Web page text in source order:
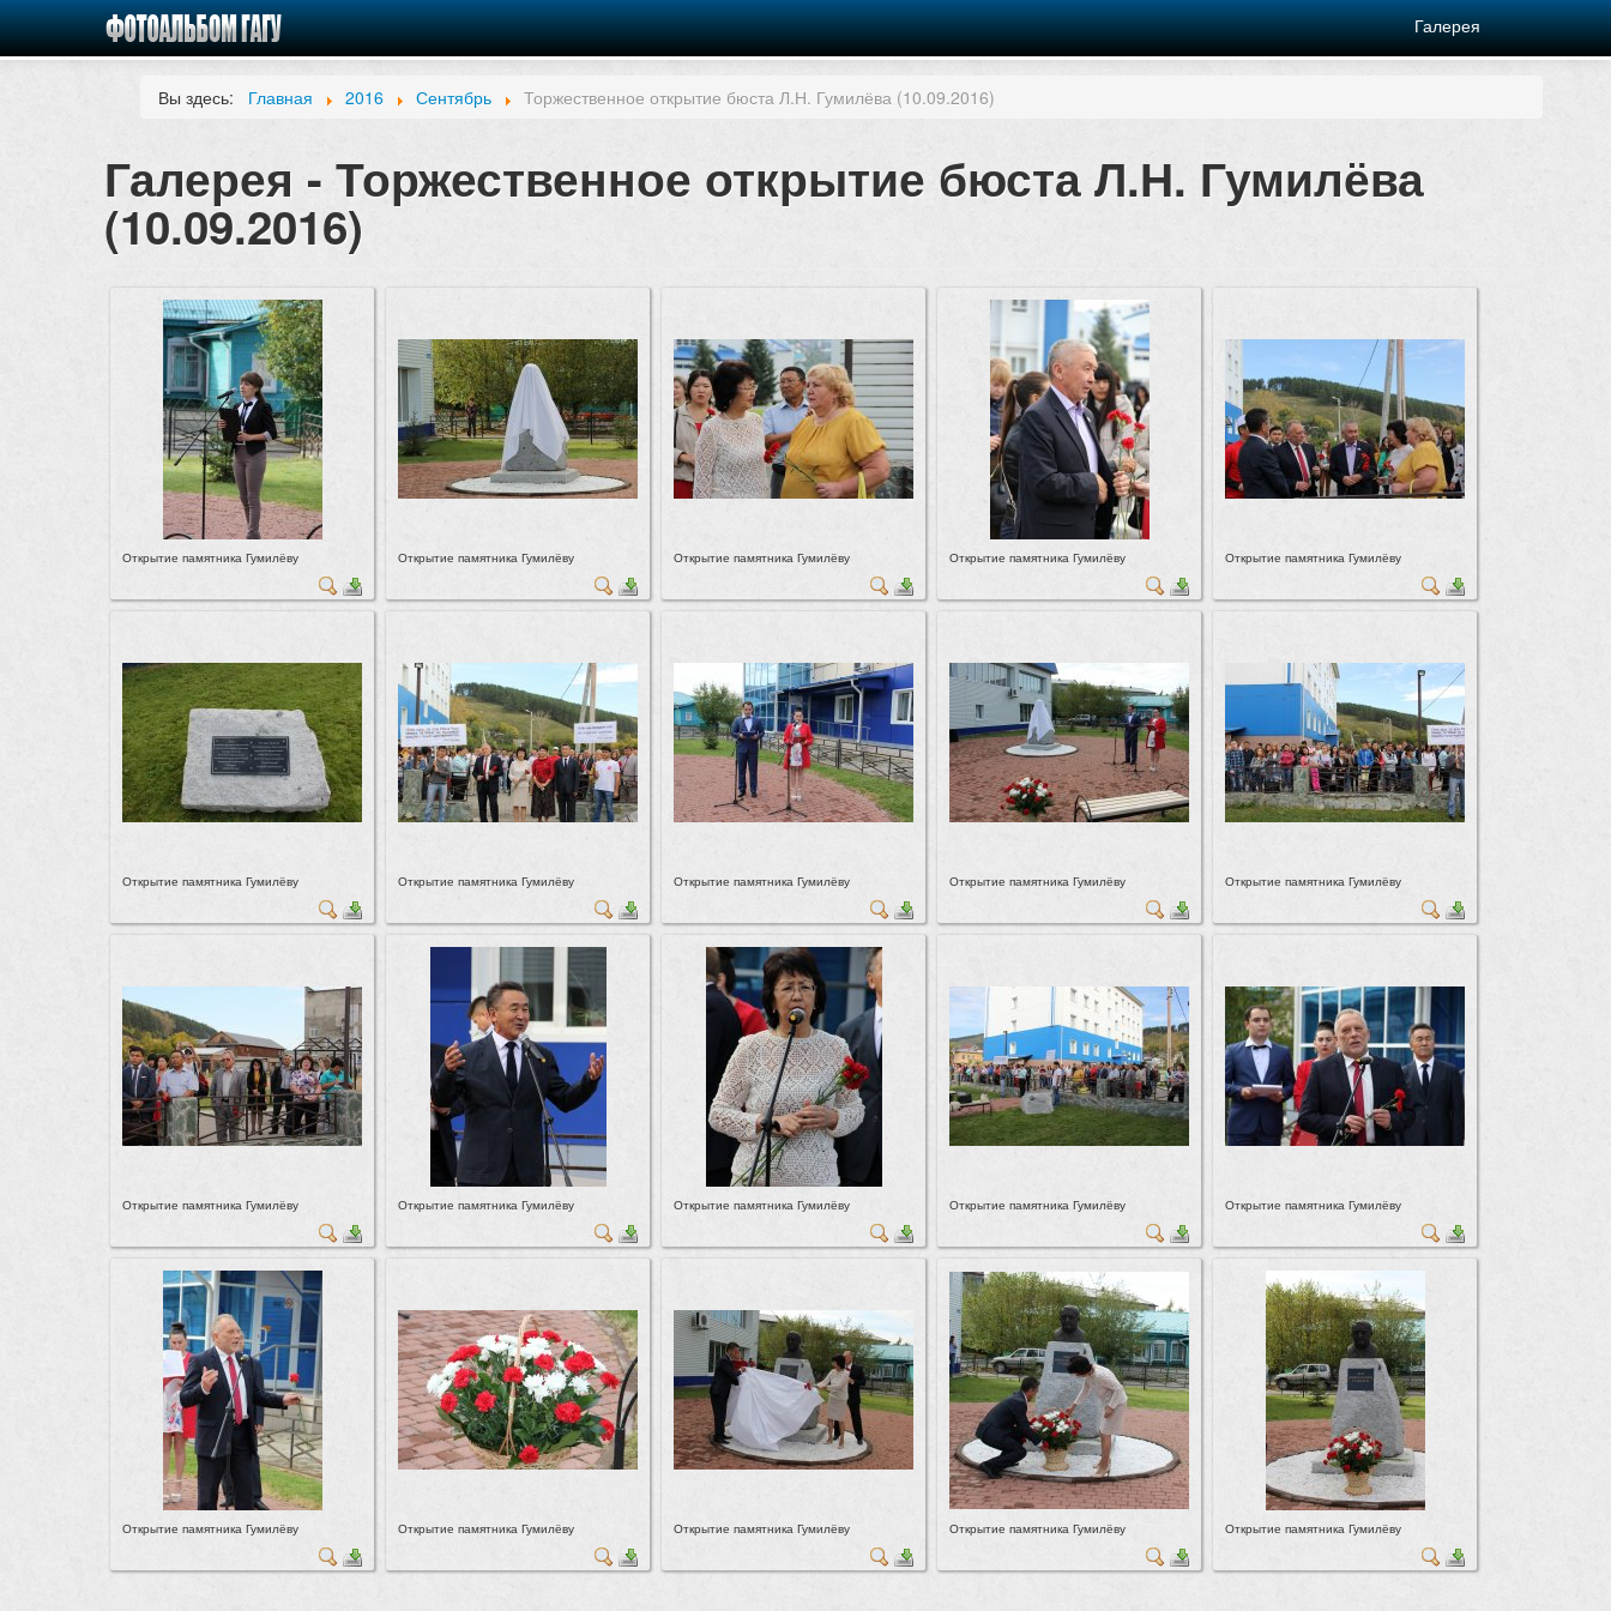
Галерея
Вы здесь: Главная 2016 Сентябрь Торжественное открытие бюста Л.Н. Гумилёва (10.09.2016)
Галерея - Торжественное открытие бюста Л.Н. Гумилёва
(10.09.2016)
Открытие памятника Гумилёву Открытие памятника Гумилёву Открытие памятника Гумилёву Открытие памятника Гумилёву Открытие памятника Гумилёву
Открытие памятника Гумилёву Открытие памятника Гумилёву Открытие памятника Гумилёву Открытие памятника Гумилёву Открытие памятника Гумилёву
Открытие памятника Гумилёву Открытие памятника Гумилёву Открытие памятника Гумилёву Открытие памятника Гумилёву Открытие памятника Гумилёву
Открытие памятника Гумилёву Открытие памятника Гумилёву Открытие памятника Гумилёву Открытие памятника Гумилёву Открытие памятника Гумилёву